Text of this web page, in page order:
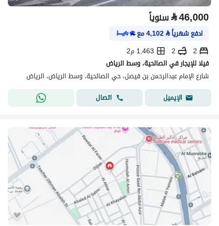
⃁46,000 سنوياً
ادفع شهرياً⃁
4,102مع
2
2
1,463 م2
فيلا للإيجار في الصالحية، وسط الرياض
شارع الإمام عبدالرحمن بن فيصل، حي الصالحية، وسط الرياض، الرياض
الإيميل
اتصال